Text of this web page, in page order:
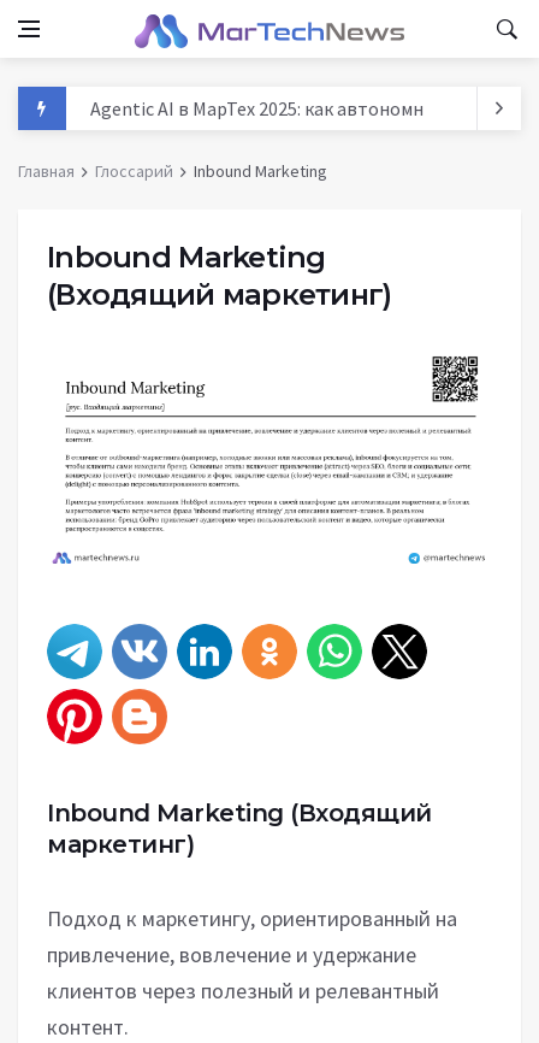
Agentic AI в МарТех 2025: как автономные агенты
История маркетинга: от древних базаров до AI -
Главная Глоссарий Inbound Marketing
Inbound Marketing
(Входящий маркетинг)
Inbound Marketing (Входящий
маркетинг)
Подход к маркетингу, ориентированный на
привлечение, вовлечение и удержание
клиентов через полезный и релевантный
контент.